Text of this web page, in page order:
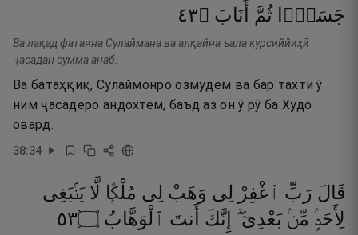
جَسَدًۭا ثُمَّ أَنَابَ ۝٣٤
Ва лақад фатанна Сулаймана ва алқайна ъала курсиййиҳӣ
ҷасадан сумма анаб.
Ва батаҳқиқ, Сулаймонро озмудем ва бар тахти ӯ
ним ҷасадеро андохтем, баъд аз он ӯ рӯ ба Худо
овард.
38:34
قَالَ رَبِّ ٱغْفِرْ لِى وَهَبْ لِى مُلْكًۭا لَّا يَنۢبَغِى
لِأَحَدٍۢ مِّنۢ بَعْدِىٓ ۖ إِنَّكَ أَنتَ ٱلْوَهَّابُ ۝٣٥